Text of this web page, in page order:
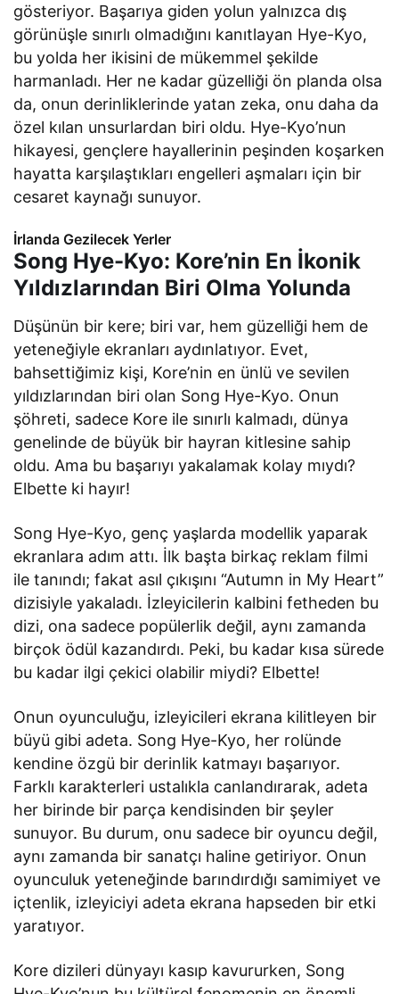
gösteriyor. Başarıya giden yolun yalnızca dış
görünüşle sınırlı olmadığını kanıtlayan Hye-Kyo,
bu yolda her ikisini de mükemmel şekilde
harmanladı. Her ne kadar güzelliği ön planda olsa
da, onun derinliklerinde yatan zeka, onu daha da
özel kılan unsurlardan biri oldu. Hye-Kyo’nun
hikayesi, gençlere hayallerinin peşinden koşarken
hayatta karşılaştıkları engelleri aşmaları için bir
cesaret kaynağı sunuyor.
İrlanda Gezilecek Yerler
Song Hye-Kyo: Kore’nin En İkonik
Yıldızlarından Biri Olma Yolunda
Düşünün bir kere; biri var, hem güzelliği hem de
yeteneğiyle ekranları aydınlatıyor. Evet,
bahsettiğimiz kişi, Kore’nin en ünlü ve sevilen
yıldızlarından biri olan Song Hye-Kyo. Onun
şöhreti, sadece Kore ile sınırlı kalmadı, dünya
genelinde de büyük bir hayran kitlesine sahip
oldu. Ama bu başarıyı yakalamak kolay mıydı?
Elbette ki hayır!
Song Hye-Kyo, genç yaşlarda modellik yaparak
ekranlara adım attı. İlk başta birkaç reklam filmi
ile tanındı; fakat asıl çıkışını “Autumn in My Heart”
dizisiyle yakaladı. İzleyicilerin kalbini fetheden bu
dizi, ona sadece popülerlik değil, aynı zamanda
birçok ödül kazandırdı. Peki, bu kadar kısa sürede
bu kadar ilgi çekici olabilir miydi? Elbette!
Onun oyunculuğu, izleyicileri ekrana kilitleyen bir
büyü gibi adeta. Song Hye-Kyo, her rolünde
kendine özgü bir derinlik katmayı başarıyor.
Farklı karakterleri ustalıkla canlandırarak, adeta
her birinde bir parça kendisinden bir şeyler
sunuyor. Bu durum, onu sadece bir oyuncu değil,
aynı zamanda bir sanatçı haline getiriyor. Onun
oyunculuk yeteneğinde barındırdığı samimiyet ve
içtenlik, izleyiciyi adeta ekrana hapseden bir etki
yaratıyor.
Kore dizileri dünyayı kasıp kavururken, Song